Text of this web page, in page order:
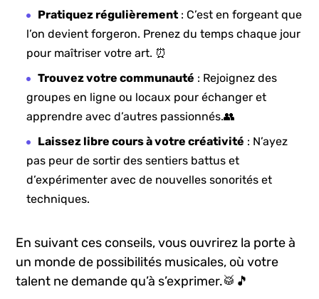
Pratiquez régulièrement : C’est en forgeant que
l’on devient forgeron.‍ Prenez du temps chaque jour
pour maîtriser votre‌ art. ⏰
Trouvez votre communauté : Rejoignez des
groupes​ en ligne ou locaux pour⁢ échanger​ et
apprendre avec‍ d’autres passionnés.👥
Laissez libre cours à votre créativité :⁤ N’ayez‌
pas ⁣peur de sortir⁤ des sentiers battus et
‌d’expérimenter avec de nouvelles sonorités et
‍techniques.
En suivant ces conseils, vous ouvrirez la porte⁤ à
un monde⁢ de possibilités musicales, ⁣où ‌votre
talent ne demande qu’à s’exprimer.🥁🎵